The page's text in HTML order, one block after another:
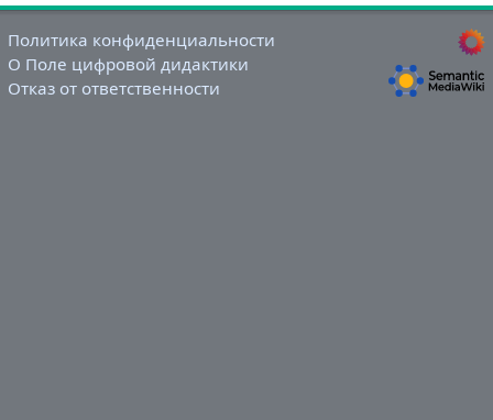
Политика конфиденциальности
О Поле цифровой дидактики
Отказ от ответственности